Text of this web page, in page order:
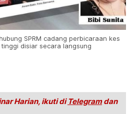
SPRM cadang perbicaraan kes
disiar secara langsung
Harian, ikuti di Telegramdan